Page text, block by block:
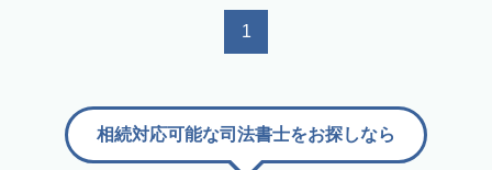
1
相続対応可能な司法書士をお探しなら